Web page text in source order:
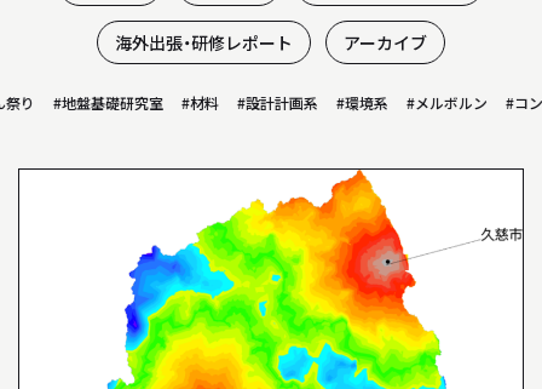
INTRODUCTION
01 学科の特徴について
02カリキュラムについて
授業や取り組み
教員について
研究室について
海外出張・研修レポート アーカイブ
#地盤基礎研究室 #材料 #設計計画系 #環境系 #メルボルン #コンス